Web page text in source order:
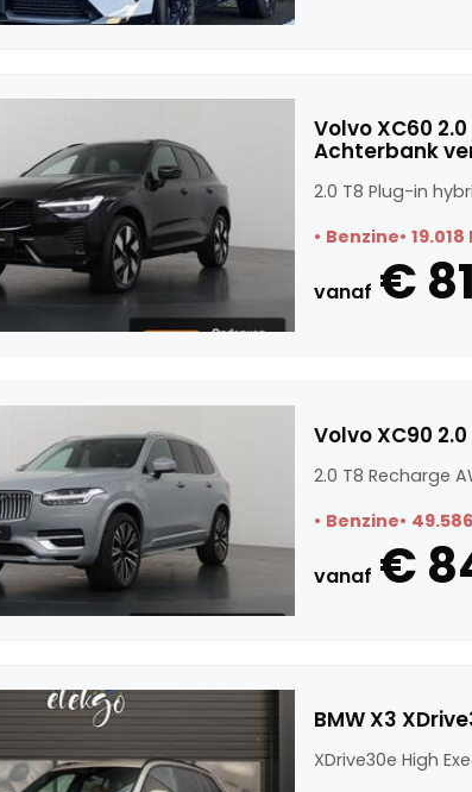
Volvo XC60
Achterbank
2.0 T8 Plug-in
Benzine 19.018
vanaf €
Volvo XC90
2.0 T8 Recharge
Benzine
vanaf €
BMW X3
XDrive30e High